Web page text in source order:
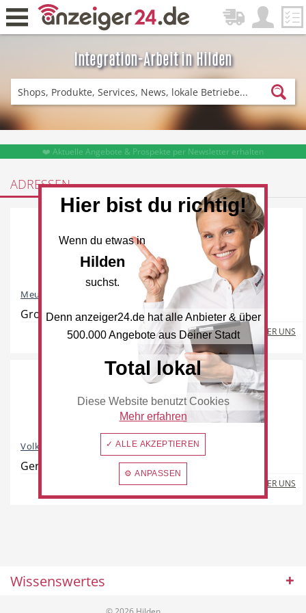
Integration-Arbeit in Hilden
Zurück
Fitness & Sport Lieferservice
Einkaufen DE-News
News Restaurant
Beauty & Wellness
Auto Handwerk
❤️ Aktuelle Angebote & Prospekte per Newsletter erhalten
ADRESSEN
Meumann Dienstleistungen
Großhülsen 10, 40721 Hilden
MEHR ÜBER UNS
Volkshochschule Hilden/Haan
Gerresheimer Straße 20, 40721 Hilden
MEHR ÜBER UNS
Wissenswertes
Hier bist du richtig!
Wenn du etwas in
Hilden
suchst.
Denn anzeiger24.de hat alle Anbieter & über
500.000 Angebote aus Deiner Stadt
Total lokal
Diese Website benutzt Cookies
Mehr erfahren
✓ ALLE AKZEPTIEREN
⚙ ANPASSEN